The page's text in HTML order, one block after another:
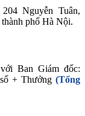
Nguyễn Tuân,
phố Hà Nội.
Ban Giám đốc:
+ Thưởng (Tổng